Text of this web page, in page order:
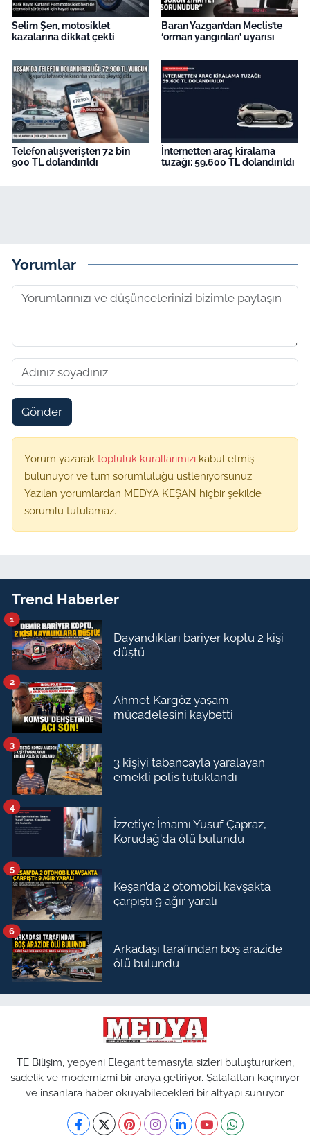
Selim Şen, motosiklet
kazalarına dikkat çekti
Baran Yazgan’dan Meclis’te
‘orman yangınları’ uyarısı
Telefon alışverişten 72 bin
900 TL dolandırıldı
İnternetten araç kiralama
tuzağı: 59.600 TL dolandırıldı
Yorumlar
Gönder
Yorum yazarak topluluk kurallarımızı kabul etmiş
bulunuyor ve tüm sorumluluğu üstleniyorsunuz.
Yazılan yorumlardan MEDYA KEŞAN hiçbir şekilde
sorumlu tutulamaz.
Trend Haberler
Dayandıkları bariyer koptu 2 kişi
düştü
1
Ahmet Kargöz yaşam
mücadelesini kaybetti
2
3 kişiyi tabancayla yaralayan
emekli polis tutuklandı
3
İzzetiye İmamı Yusuf Çapraz,
Korudağ'da ölü bulundu
4
Keşan’da 2 otomobil kavşakta
çarpıştı 9 ağır yaralı
5
Arkadaşı tarafından boş arazide
ölü bulundu
6
TE Bilişim, yepyeni Elegant temasıyla sizleri buluştururken,
sadelik ve modernizmi bir araya getiriyor. Şatafattan kaçınıyor
ve insanlara haber okuyabilecekleri bir altyapı sunuyor.